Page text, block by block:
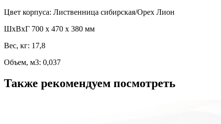
Цвет корпуса: Лиственница сибирская/Орех Лион
ШхВхГ 700 х 470 х 380 мм
Вес, кг: 17,8
Объем, м3: 0,037
Также рекомендуем посмотреть